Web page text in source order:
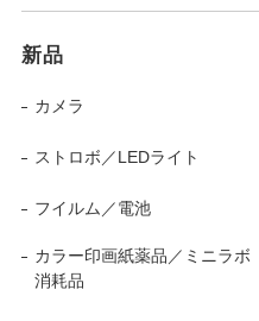
新品
カメラ
ストロボ／LEDライト
フイルム／電池
カラー印画紙薬品／ミニラボ
消耗品